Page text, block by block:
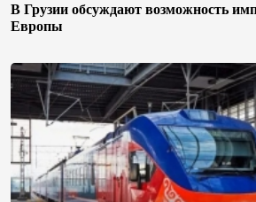
В Грузии обсуждают возможность
Европы